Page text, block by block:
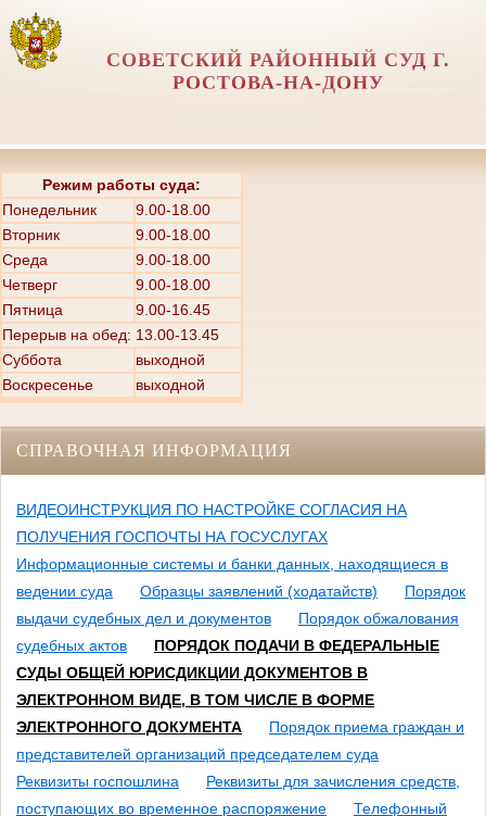
СОВЕТСКИЙ РАЙОННЫЙ СУД Г.
РОСТОВА-НА-ДОНУ
Режим работы суда:
Понедельник
9.00-18.00
Вторник
9.00-18.00
Среда
9.00-18.00
Четверг
9.00-18.00
Пятница
9.00-16.45
Перерыв на обед: 13.00-13.45
Суббота
выходной
Воскресенье
выходной
СПРАВОЧНАЯ ИНФОРМАЦИЯ
ВИДЕОИНСТРУКЦИЯ ПО НАСТРОЙКЕ СОГЛАСИЯ НА
ПОЛУЧЕНИЯ ГОСПОЧТЫ НА ГОСУСЛУГАХ
Информационные системы и банки данных, находящиеся в
ведении суда
Образцы заявлений (ходатайств)
Порядок
выдачи судебных дел и документов
Порядок обжалования
судебных актов
ПОРЯДОК ПОДАЧИ В ФЕДЕРАЛЬНЫЕ
СУДЫ ОБЩЕЙ ЮРИСДИКЦИИ ДОКУМЕНТОВ В
ЭЛЕКТРОННОМ ВИДЕ, В ТОМ ЧИСЛЕ В ФОРМЕ
ЭЛЕКТРОННОГО ДОКУМЕНТА
Порядок приема граждан и
представителей организаций председателем суда
Реквизиты госпошлина
Реквизиты для зачисления средств,
поступающих во временное распоряжение
Телефонный